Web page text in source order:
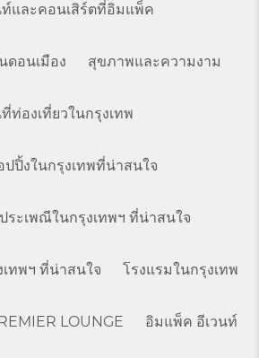
ท์และคอนเสิร์ตที่อิมแพ็ค
ดอนเมือง สุขภาพและความงาม
ท่องเที่ยวในกรุงเทพ
ปิ้งในกรุงเทพที่น่าสนใจ
ะเพณีในกรุงเทพฯ ที่น่าสนใจ
ทพฯ ที่น่าสนใจ โรงแรมในกรุงเทพ
LOUNGE อิมแพ็ค อีเวนท์